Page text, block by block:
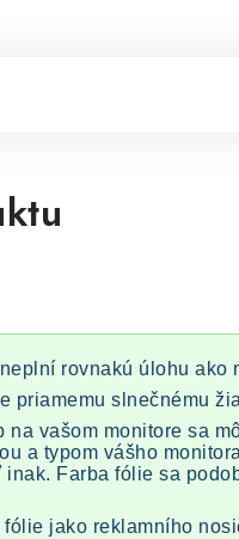
neplní rovnakú úlohu ako
priamemu slnečnému
na vašom monitore sa
a typom vášho
Farba fólie sa
jako reklamního